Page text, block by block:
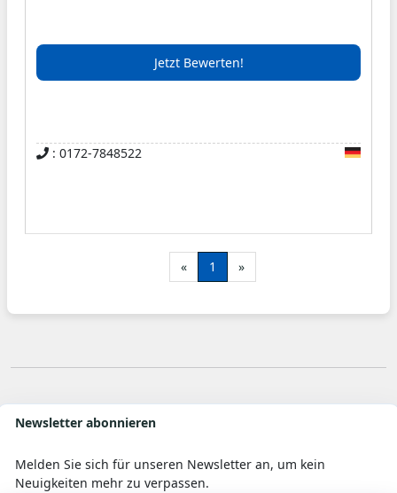
Gebäude, Stall und für die Fermenter genutzt.
Jetzt Bewerten!
: 0172-7848522
« 1 »
Newsletter abonnieren
Melden Sie sich für unseren Newsletter an, um kein
Neuigkeiten mehr zu verpassen.